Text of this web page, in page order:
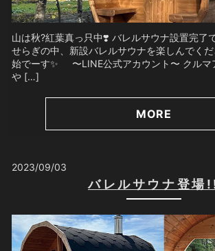
山は秋?紅葉真っ只中❣️ バレルサウナ設置完了
せらぎの中、新設バレルサウナを楽しんでく
始でーす✨ 〜LINE公式アカウント〜 クルマ
や […]
MORE
2023/09/03
バレルサウナ登場